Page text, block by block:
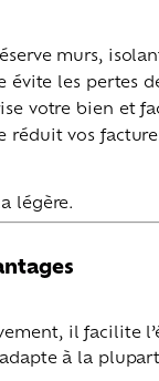
murs,
les pertes
votre bien et
vos
légère.
il facilite
à la